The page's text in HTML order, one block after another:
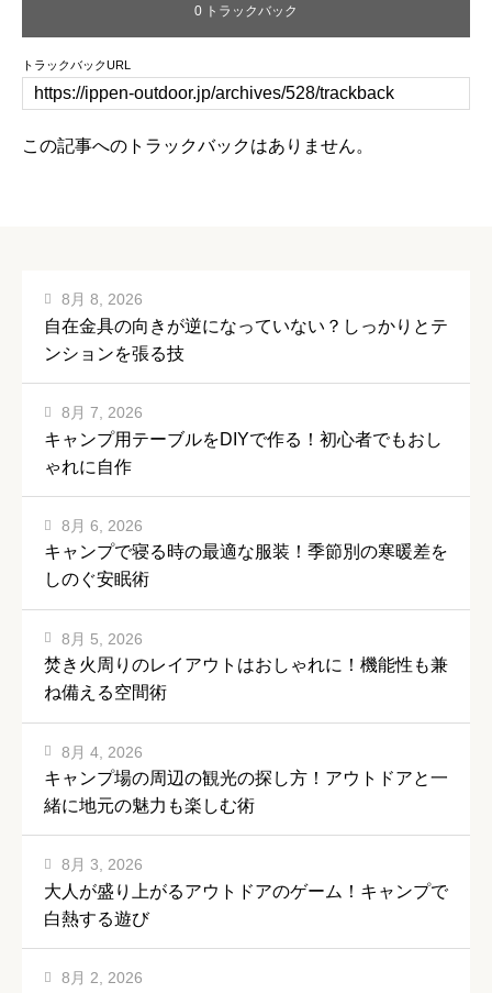
0 トラックバック
トラックバックURL
この記事へのトラックバックはありません。
自在金具の向きが逆になっていない？しっかりとテ
ンションを張る技
8月 8, 2026
キャンプ用テーブルをDIYで作る！初心者でもおし
ゃれに自作
8月 7, 2026
キャンプで寝る時の最適な服装！季節別の寒暖差を
しのぐ安眠術
8月 6, 2026
焚き火周りのレイアウトはおしゃれに！機能性も兼
ね備える空間術
8月 5, 2026
キャンプ場の周辺の観光の探し方！アウトドアと一
緒に地元の魅力も楽しむ術
8月 4, 2026
大人が盛り上がるアウトドアのゲーム！キャンプで
白熱する遊び
8月 3, 2026
8月 2, 2026